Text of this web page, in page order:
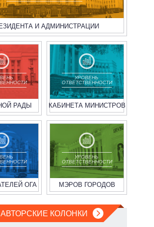
И АДМИНИСТРАЦИИ
РАДЫ
УРОВЕНЬ
ОТВЕТСТВЕННОСТИ
КАБИНЕТА МИНИСТРОВ
ОГА
УРОВЕНЬ
ОТВЕТСТВЕННОСТИ
МЭРОВ ГОРОДОВ
АВТОРСКИЕ КОЛОНКИ